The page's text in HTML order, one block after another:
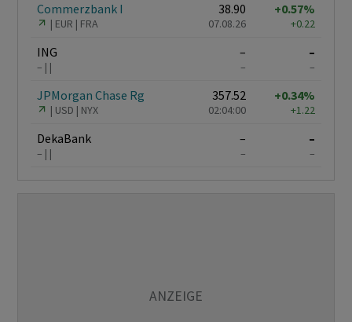
Commerzbank I
EUR FRA
38.90
07.08.26
+0.57%
+0.22
ING
–
–
–
–
–
JPMorgan Chase Rg
USD NYX
357.52
02:04:00
+0.34%
+1.22
DekaBank
–
–
–
–
–